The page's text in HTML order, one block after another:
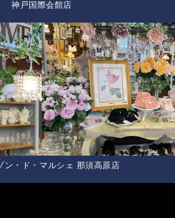
神戸国際会館店
ン・ド・マルシェ 那須高原店